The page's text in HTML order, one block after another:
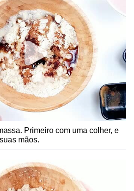
Primeiro com uma colher, e
mãos.